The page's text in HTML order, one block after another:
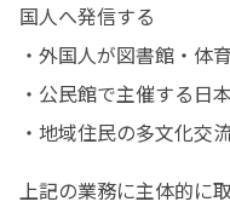
国人へ発信する
・外国人が図書館・体
・公民館で主催する日
・地域住民の多文化交
上記の業務に主体的に